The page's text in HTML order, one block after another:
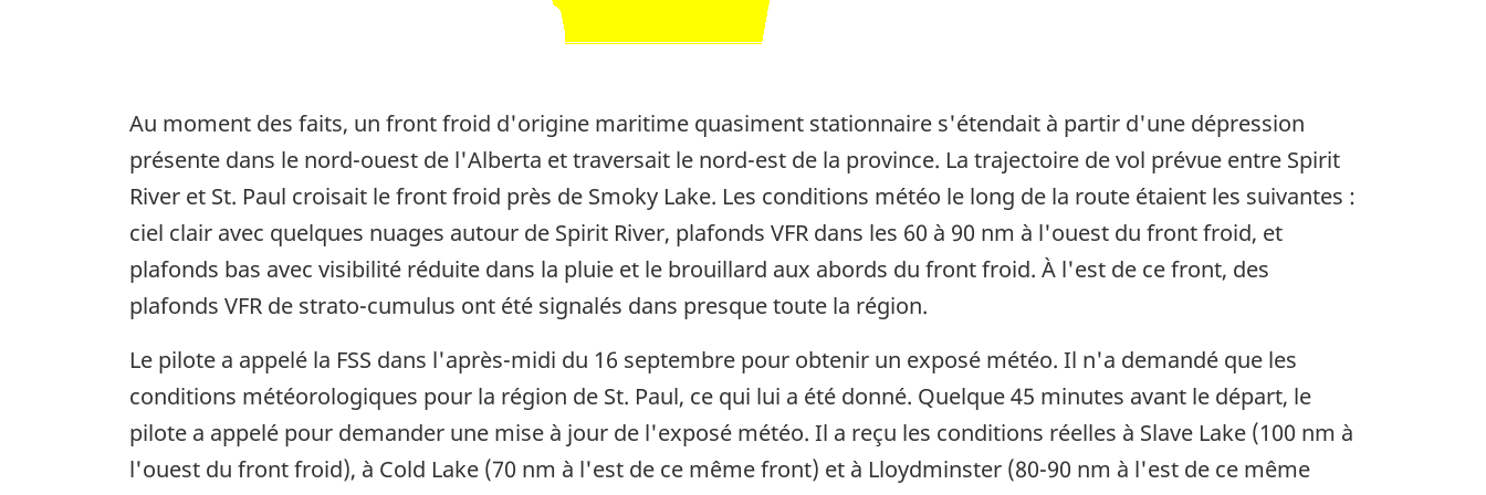
Au moment des faits, un front froid d'origine maritime quasiment stationnaire s'étendait à partir d'une dépression
présente dans le nord-ouest de l'Alberta et traversait le nord-est de la province. La trajectoire de vol prévue entre Spirit
River et St. Paul croisait le front froid près de Smoky Lake. Les conditions météo le long de la route étaient les suivantes :
ciel clair avec quelques nuages autour de Spirit River, plafonds VFR dans les 60 à 90 nm à l'ouest du front froid, et
plafonds bas avec visibilité réduite dans la pluie et le brouillard aux abords du front froid. À l'est de ce front, des
plafonds VFR de strato-cumulus ont été signalés dans presque toute la région.
Le pilote a appelé la FSS dans l'après-midi du 16 septembre pour obtenir un exposé météo. Il n'a demandé que les
conditions météorologiques pour la région de St. Paul, ce qui lui a été donné. Quelque 45 minutes avant le départ, le
pilote a appelé pour demander une mise à jour de l'exposé météo. Il a reçu les conditions réelles à Slave Lake (100 nm à
l'ouest du front froid), à Cold Lake (70 nm à l'est de ce même front) et à Lloydminster (80-90 nm à l'est de ce même